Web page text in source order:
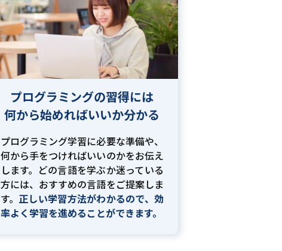
プログラミングの習得には
何から始めればいいか分かる
プログラミング学習に必要な準備や、
何から手をつければいいのかをお伝え
します。どの言語を学ぶか迷っている
方には、おすすめの言語をご提案しま
す。 正しい学習方法がわかるので、効
率よく学習を進めることができます。